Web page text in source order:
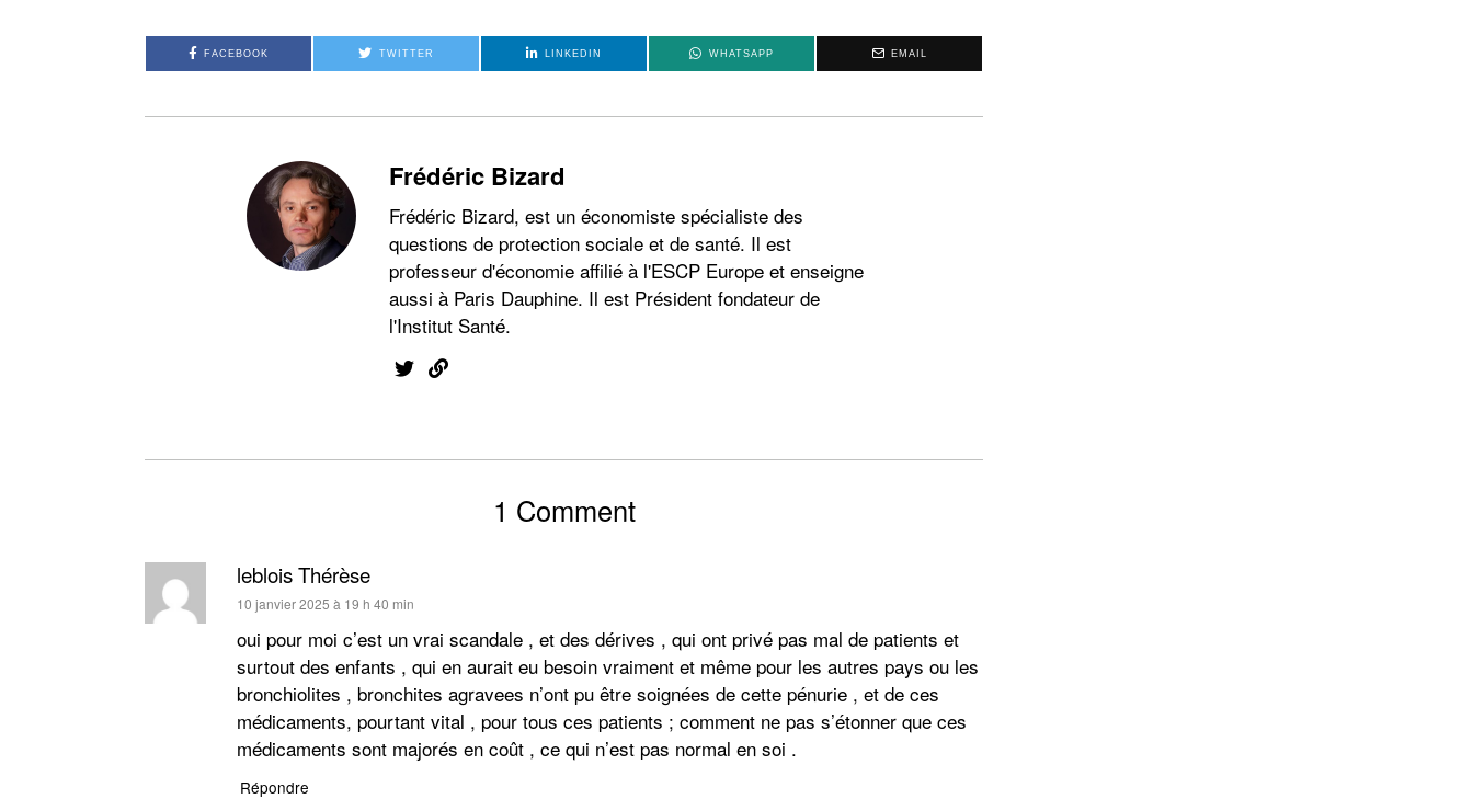
FACEBOOK TWITTER LINKEDIN WHATSAPP EMAIL
Frédéric Bizard
Frédéric Bizard, est un économiste spécialiste des
questions de protection sociale et de santé. Il est
professeur d'économie affilié à l'ESCP Europe et enseigne
aussi à Paris Dauphine. Il est Président fondateur de
l'Institut Santé.
1 Comment
leblois Thérèse
dit :
10 janvier 2025 à 19 h 40 min
oui pour moi c’est un vrai scandale , et des dérives , qui ont privé pas mal de patients et
surtout des enfants , qui en aurait eu besoin vraiment et même pour les autres pays ou les
bronchiolites , bronchites agravees n’ont pu être soignées de cette pénurie , et de ces
médicaments, pourtant vital , pour tous ces patients ; comment ne pas s’étonner que ces
médicaments sont majorés en coût , ce qui n’est pas normal en soi .
Répondre